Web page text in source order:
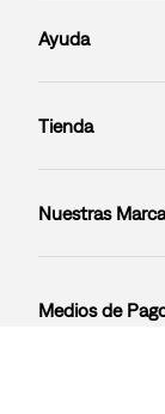
Ayuda
Tienda
Nuestras
Medios de